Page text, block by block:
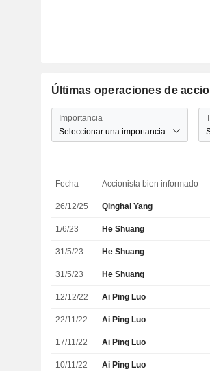
Últimas operaciones de
Importancia
Seleccionar una importancia
Fecha Accionista bien informado
26/12/25 Qinghai Yang
1/6/23 He Shuang
31/5/23 He Shuang
31/5/23 He Shuang
12/12/22 Ai Ping Luo
22/11/22 Ai Ping Luo
17/11/22 Ai Ping Luo
10/11/22 Ai Ping Luo